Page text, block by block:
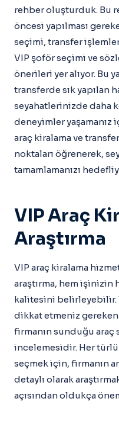
rehber oluşturduk. Bu
öncesi yapılması
seçimi, transfer
VIP şoför seçimi ve
önerileri yer alıyor. Bu
transferde sık yapılan
seyahatlerinizde daha
deneyimler yaşamanız
araç kiralama ve
noktaları öğrenerek,
tamamlamanızı
VIP Araç
Araştırma
VIP araç kiralama
araştırma, hem işinizin
kalitesini belirleyebilir.
dikkat etmeniz
firmanın sunduğu araç
incelemesidir. Her
seçmek için, firmanın
detaylı olarak
açısından oldukça